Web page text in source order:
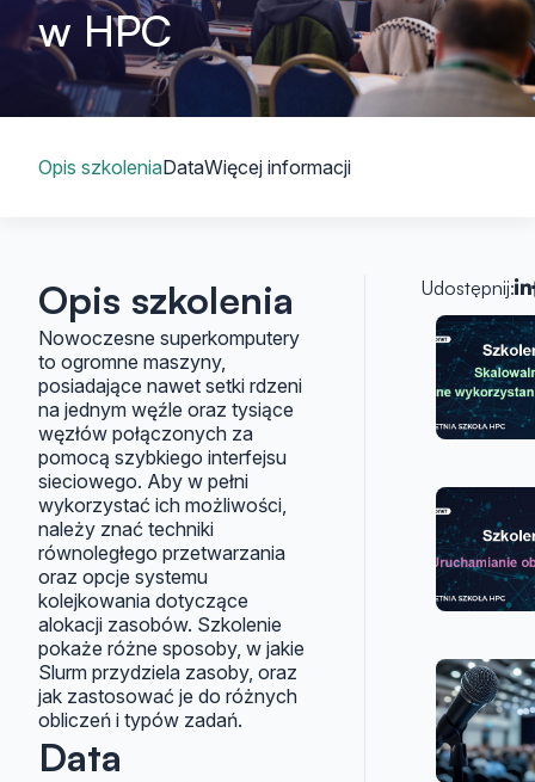
w HPC
Opis szkoleniaDataWięcej informacji
Opis szkolenia
Nowoczesne superkomputery
to ogromne maszyny,
posiadające nawet setki rdzeni
na jednym węźle oraz tysiące
węzłów połączonych za
pomocą szybkiego interfejsu
sieciowego. Aby w pełni
wykorzystać ich możliwości,
należy znać techniki
równoległego przetwarzania
oraz opcje systemu
kolejkowania dotyczące
alokacji zasobów. Szkolenie
pokaże różne sposoby, w jakie
Slurm przydziela zasoby, oraz
jak zastosować je do różnych
obliczeń i typów zadań.
Data
Udostępnij: